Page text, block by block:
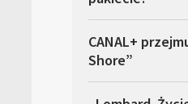
CANAL+
Shore”